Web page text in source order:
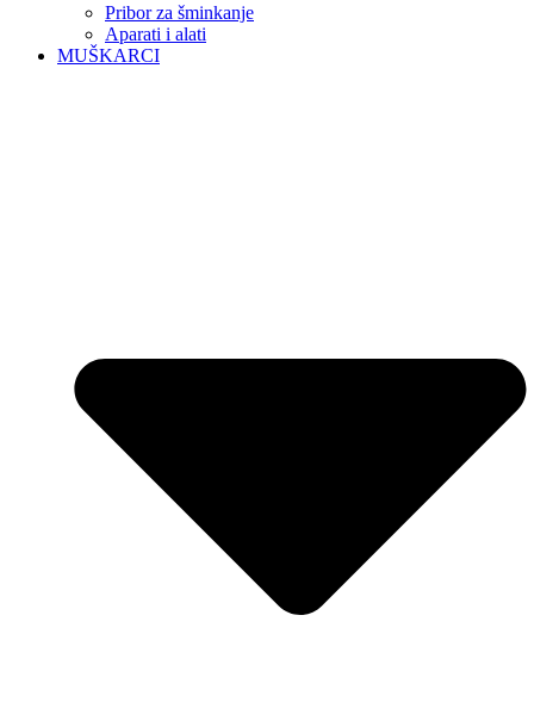
Pribor za šminkanje
Aparati i alati
MUŠKARCI